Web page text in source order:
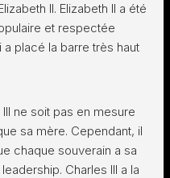
II. Elizabeth II a été
et respectée
placé la barre très haut
ne soit pas en mesure
sa mère. Cependant, il
chaque souverain a sa
Charles III a la